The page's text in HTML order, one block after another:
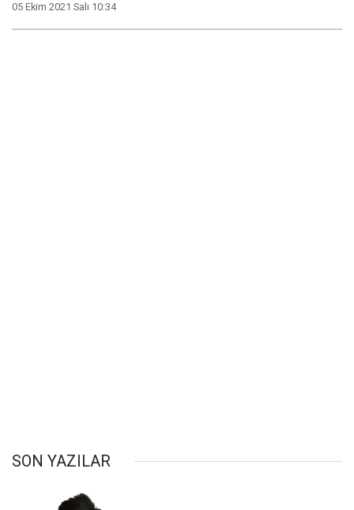
05 Ekim 2021 Salı 10:34
SON YAZILAR